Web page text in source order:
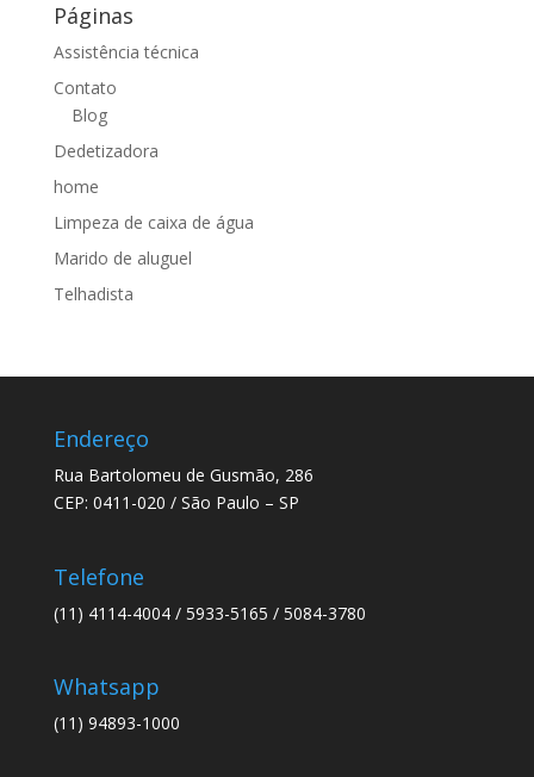
Páginas
Assistência técnica
Contato
Blog
Dedetizadora
home
Limpeza de caixa de água
Marido de aluguel
Telhadista
Endereço
Rua Bartolomeu de Gusmão, 286
CEP: 0411-020 / São Paulo – SP
Telefone
(11) 4114-4004 / 5933-5165 / 5084-3780
Whatsapp
(11) 94893-1000